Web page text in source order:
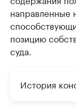
направленные
позицию
суда.
История